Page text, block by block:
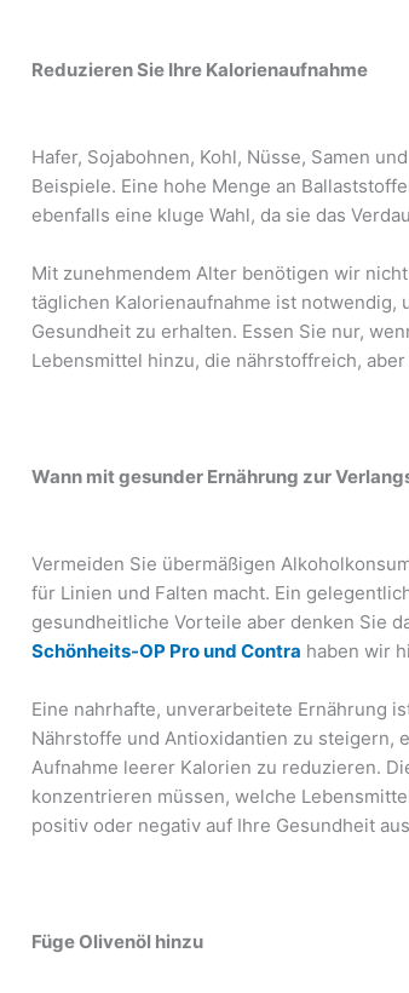
Reduzieren Sie Ihre Kalorienaufnahme
Hafer, Sojabohnen, Kohl, Nüsse, Samen
Beispiele. Eine hohe Menge an
ebenfalls eine kluge Wahl, da sie das
Mit zunehmendem Alter benötigen wir
täglichen Kalorienaufnahme ist notwendig,
Gesundheit zu erhalten. Essen Sie nur,
Lebensmittel hinzu, die nährstoffreich,
Wann mit gesunder Ernährung zur
Vermeiden Sie übermäßigen
für Linien und Falten macht. Ein
gesundheitliche Vorteile aber denken Sie
Schönheits-OP Pro und Contra haben wir
Eine nahrhafte, unverarbeitete Ernährung
Nährstoffe und Antioxidantien zu steigern,
Aufnahme leerer Kalorien zu reduzieren.
konzentrieren müssen, welche
positiv oder negativ auf Ihre Gesundheit
Füge Olivenöl hinzu